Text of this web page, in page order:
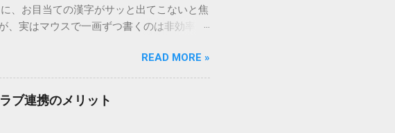
、お目当ての漢字がサッと出てこないと焦
、実はマウスで一画ずつ書くのは非効率で
力」のテクニックを詳しく解説します。
せん。 1. なぜ「変換」しても旧字・外字
ょうか。その理由は、パソコンが文字を
格（日本産業規格）によって「第1水
る非常に古い漢字（旧字）や、特定の組
READ MORE »
ブ連携のメリット